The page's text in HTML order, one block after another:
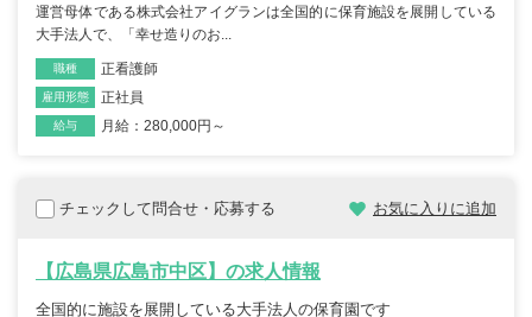
運営母体である株式会社アイグランは全国的に保育施設を展開している
大手法人で、「幸せ造りのお...
職種 正看護師
雇用形態 正社員
給与 月給：280,000円～
チェックして問合せ・応募する お気に入りに追加
【広島県広島市中区】の求人情報
全国的に施設を展開している大手法人の保育園です